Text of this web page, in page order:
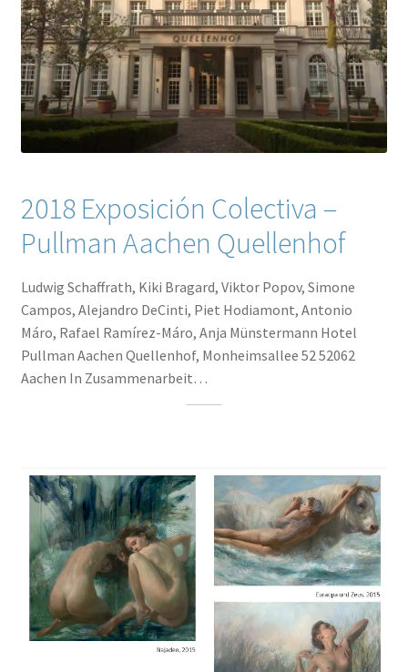
2018 Exposición Colectiva –
Pullman Aachen Quellenhof
Ludwig Schaffrath, Kiki Bragard, Viktor Popov, Simone
Campos, Alejandro DeCinti, Piet Hodiamont, Antonio
Máro, Rafael Ramírez-Máro, Anja Münstermann Hotel
Pullman Aachen Quellenhof, Monheimsallee 52 52062
Aachen In Zusammenarbeit…